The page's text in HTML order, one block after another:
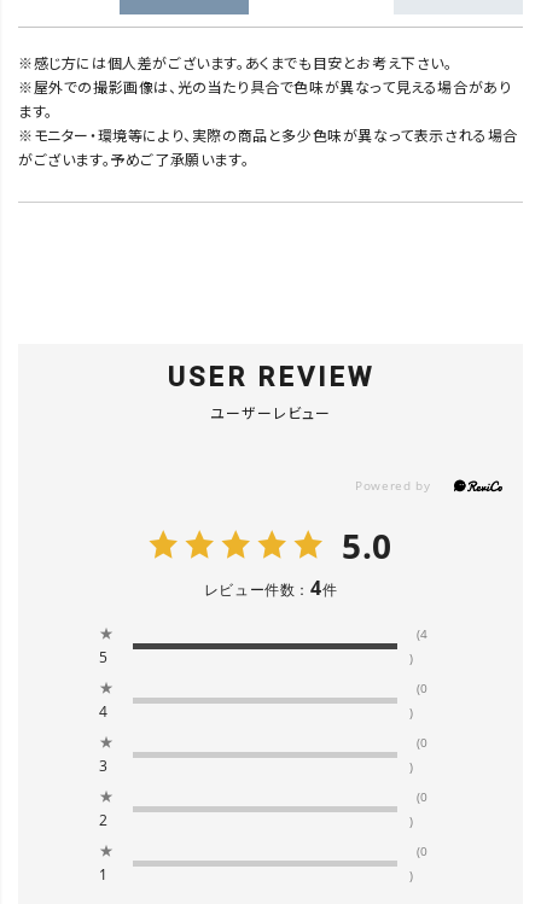
※感じ方には個人差がございます。あくまでも目安とお考え下さい。
※屋外での撮影画像は、光の当たり具合で色味が異なって見える場合があり
ます。
※モニター・環境等により、実際の商品と多少色味が異なって表示される場合
がございます。予めご了承願います。
USER REVIEW
ユーザーレビュー
5.0
レビュー件数： 4件
★
5
(4
)
★
4
(0
)
★
3
(0
)
★
2
(0
)
★
1
(0
)